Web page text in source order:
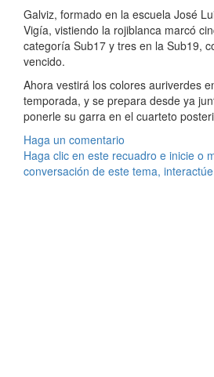
Galviz, formado en la escuela José
Vigía, vistiendo la rojiblanca marcó
categoría Sub17 y tres en la Sub19,
vencido.
Ahora vestirá los colores auriverdes
temporada, y se prepara desde ya
ponerle su garra en el cuarteto
Haga un comentario
Haga clic en este recuadro e inicie o
conversación de este tema,